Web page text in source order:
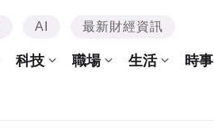
AI 最新財經資訊
科技 職場 生活 時事